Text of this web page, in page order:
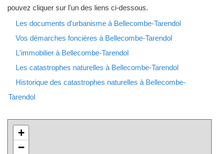
pouvez cliquer sur l'un des liens ci-dessous.
Les documents d'urbanisme à Bellecombe-Tarendol
Vos démarches foncières à Bellecombe-Tarendol
L'immobilier à Bellecombe-Tarendol
Les catastrophes naturelles à Bellecombe-Tarendol
Historique des catastrophes naturelles à Bellecombe-
Tarendol
+
−